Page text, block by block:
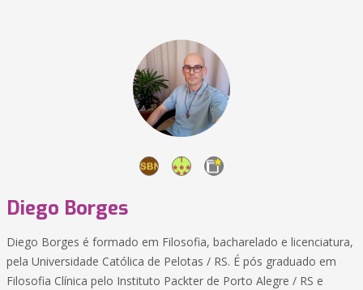
Diego Borges
Diego Borges é formado em Filosofia, bacharelado e licenciatura,
pela Universidade Católica de Pelotas / RS. É pós graduado em
Filosofia Clínica pelo Instituto Packter de Porto Alegre / RS e